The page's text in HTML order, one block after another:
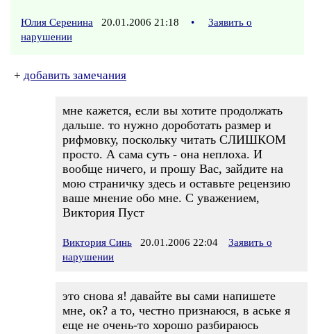
Юлия Серенина 20.01.2006 21:18 •
Заявить о
нарушении
+ добавить замечания
мне кажется, если вы хотите продолжать
дальше. то нужно дороботать размер и
рифмовку, поскольку читать СЛИШКОМ
просто. А сама суть - она неплоха. И
вообще ничего, и прошу Вас, зайдите на
мою страничку здесь и оставьте рецензию
ваше мнение обо мне. С уважением,
Виктория Пуст
Виктория Синь 20.01.2006 22:04
Заявить о
нарушении
это снова я! давайте вы сами напишете
мне, ок? а то, честно признаюся, в аське я
еще не очень-то хорошо разбираюсь